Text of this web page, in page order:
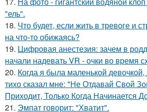
"ель".
18. Что будет, если жить в тревоге и
на что-то обижаясь?
19. Цифровая анестезия: зачем в
начали надевать VR - очки во время
20. Когда я была маленькой
тихо сказал мне: "Не Отдавай Свой
Приходит, Только Когда Начинается
21. Эмпат говорит: "Хватит".